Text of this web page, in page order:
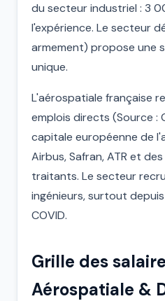
du secteur industriel : 3
l'expérience. Le secteur
armement) propose une
unique.
L'aérospatiale française
emplois directs (Source :
capitale européenne de
Airbus, Safran, ATR et
traitants. Le secteur
ingénieurs, surtout
COVID.
Grille des
Aérospatiale &